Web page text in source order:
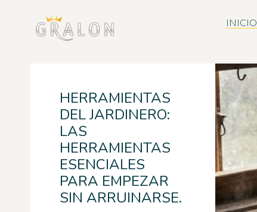
INICIO
HERRAMIENTAS
DEL JARDINERO:
LAS
HERRAMIENTAS
ESENCIALES
PARA EMPEZAR
SIN ARRUINARSE.